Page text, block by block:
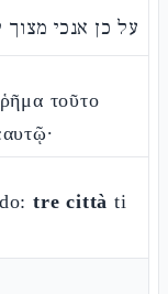
על כן אנכי
τοῦτο
tre città ti